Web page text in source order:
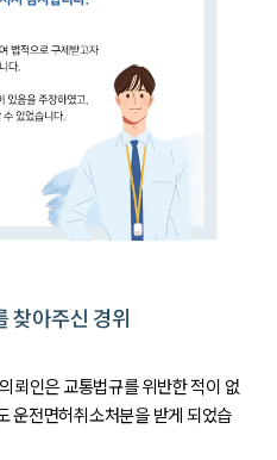
찾아주신 경위
뢰인은 교통법규를 위반한 적이 없
운전면허취소처분을 받게 되었습